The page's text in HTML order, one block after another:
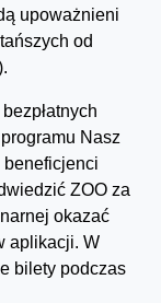
upoważnieni
od
Nasz
beneficjenci
ZOO za
okazać
aplikacji. W
bilety podczas